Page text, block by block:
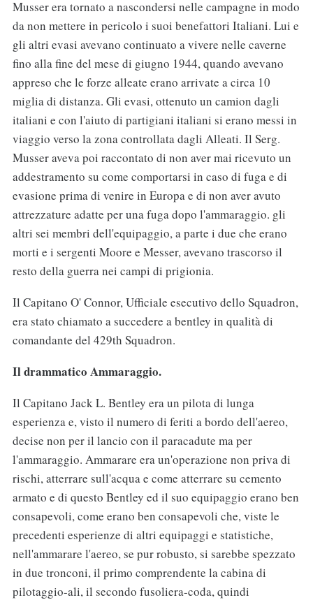
Musser era tornato a nascondersi nelle campagne in modo
da non mettere in pericolo i suoi benefattori Italiani. Lui e
gli altri evasi avevano continuato a vivere nelle caverne
fino alla fine del mese di giugno 1944, quando avevano
appreso che le forze alleate erano arrivate a circa 10
miglia di distanza. Gli evasi, ottenuto un camion dagli
italiani e con l'aiuto di partigiani italiani si erano messi in
viaggio verso la zona controllata dagli Alleati. Il Serg.
Musser aveva poi raccontato di non aver mai ricevuto un
addestramento su come comportarsi in caso di fuga e di
evasione prima di venire in Europa e di non aver avuto
attrezzature adatte per una fuga dopo l'ammaraggio. gli
altri sei membri dell'equipaggio, a parte i due che erano
morti e i sergenti Moore e Messer, avevano trascorso il
resto della guerra nei campi di prigionia.
Il Capitano O' Connor, Ufficiale esecutivo dello Squadron,
era stato chiamato a succedere a bentley in qualità di
comandante del 429th Squadron.
Il drammatico Ammaraggio.
Il Capitano Jack L. Bentley era un pilota di lunga
esperienza e, visto il numero di feriti a bordo dell'aereo,
decise non per il lancio con il paracadute ma per
l'ammaraggio. Ammarare era un'operazione non priva di
rischi, atterrare sull'acqua e come atterrare su cemento
armato e di questo Bentley ed il suo equipaggio erano ben
consapevoli, come erano ben consapevoli che, viste le
precedenti esperienze di altri equipaggi e statistiche,
nell'ammarare l'aereo, se pur robusto, si sarebbe spezzato
in due tronconi, il primo comprendente la cabina di
pilotaggio-ali, il secondo fusoliera-coda, quindi